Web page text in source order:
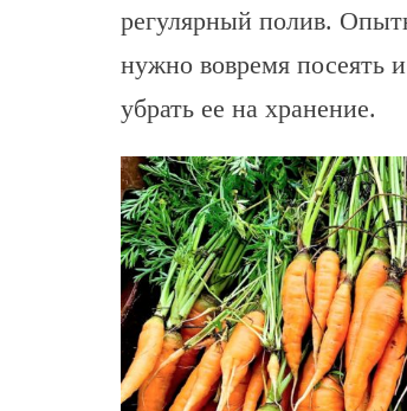
регулярный полив.
нужно вовремя посеять
убрать ее на хранение.